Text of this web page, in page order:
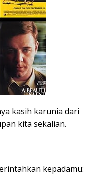
kasih karunia dari
kita sekalian.
kepadamu: